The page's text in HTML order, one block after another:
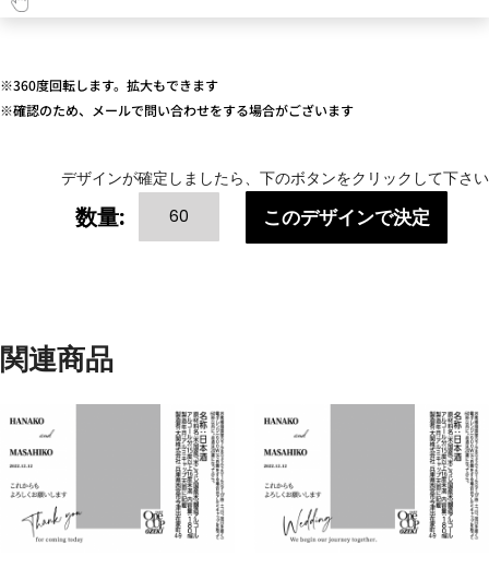
※360度回転します。拡大もできます
※確認のため、メールで問い合わせをする場合がございます
デザインが確定しましたら、下のボタンをクリックして下さい
数量:
Thank
個
このデザインで決定
関連商品